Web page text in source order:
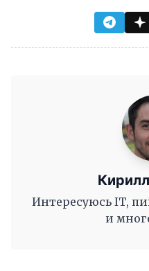
Интересуюсь IT,
и